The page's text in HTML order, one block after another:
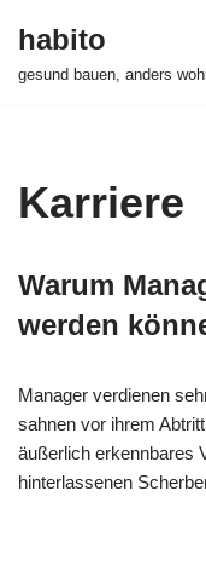
habito
gesund bauen, anders
Karriere
Warum
werden
Manager verdienen
sahnen vor ihrem
äußerlich erkennbares
hinterlassenen